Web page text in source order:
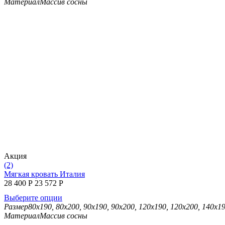
Aкция
(2)
Мягкая кровать Италия
28 400 Р 23 572 Р
Выберите опции
Размер80х190, 80х200, 90х190, 90х200, 120х190, 120х200,
МатериалМассив сосны